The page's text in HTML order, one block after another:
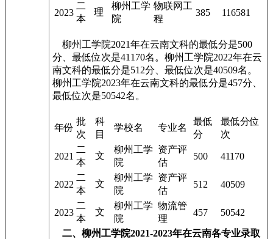
2023
二
本
理
柳州工学
院
物联网工
程
385 116581
柳州工学院2021年在云南文科的最低分是500
分、最低位次是41170名。柳州工学院2022年在云
南文科的最低分是512分、最低位次是40509名。
柳州工学院2023年在云南文科的最低分是457分、
最低位次是50542名。
年份
批
次
科
目
学校名 专业名
最低
分
最低分位
次
2021
二
本
文
柳州工学
院
资产评
估
500 41170
2022
二
本
文
柳州工学
院
资产评
估
512 40509
2023
二
本
文
柳州工学
院
物流管
理
457
50542
二、柳州工学院2021-2023年在云南各专业录取